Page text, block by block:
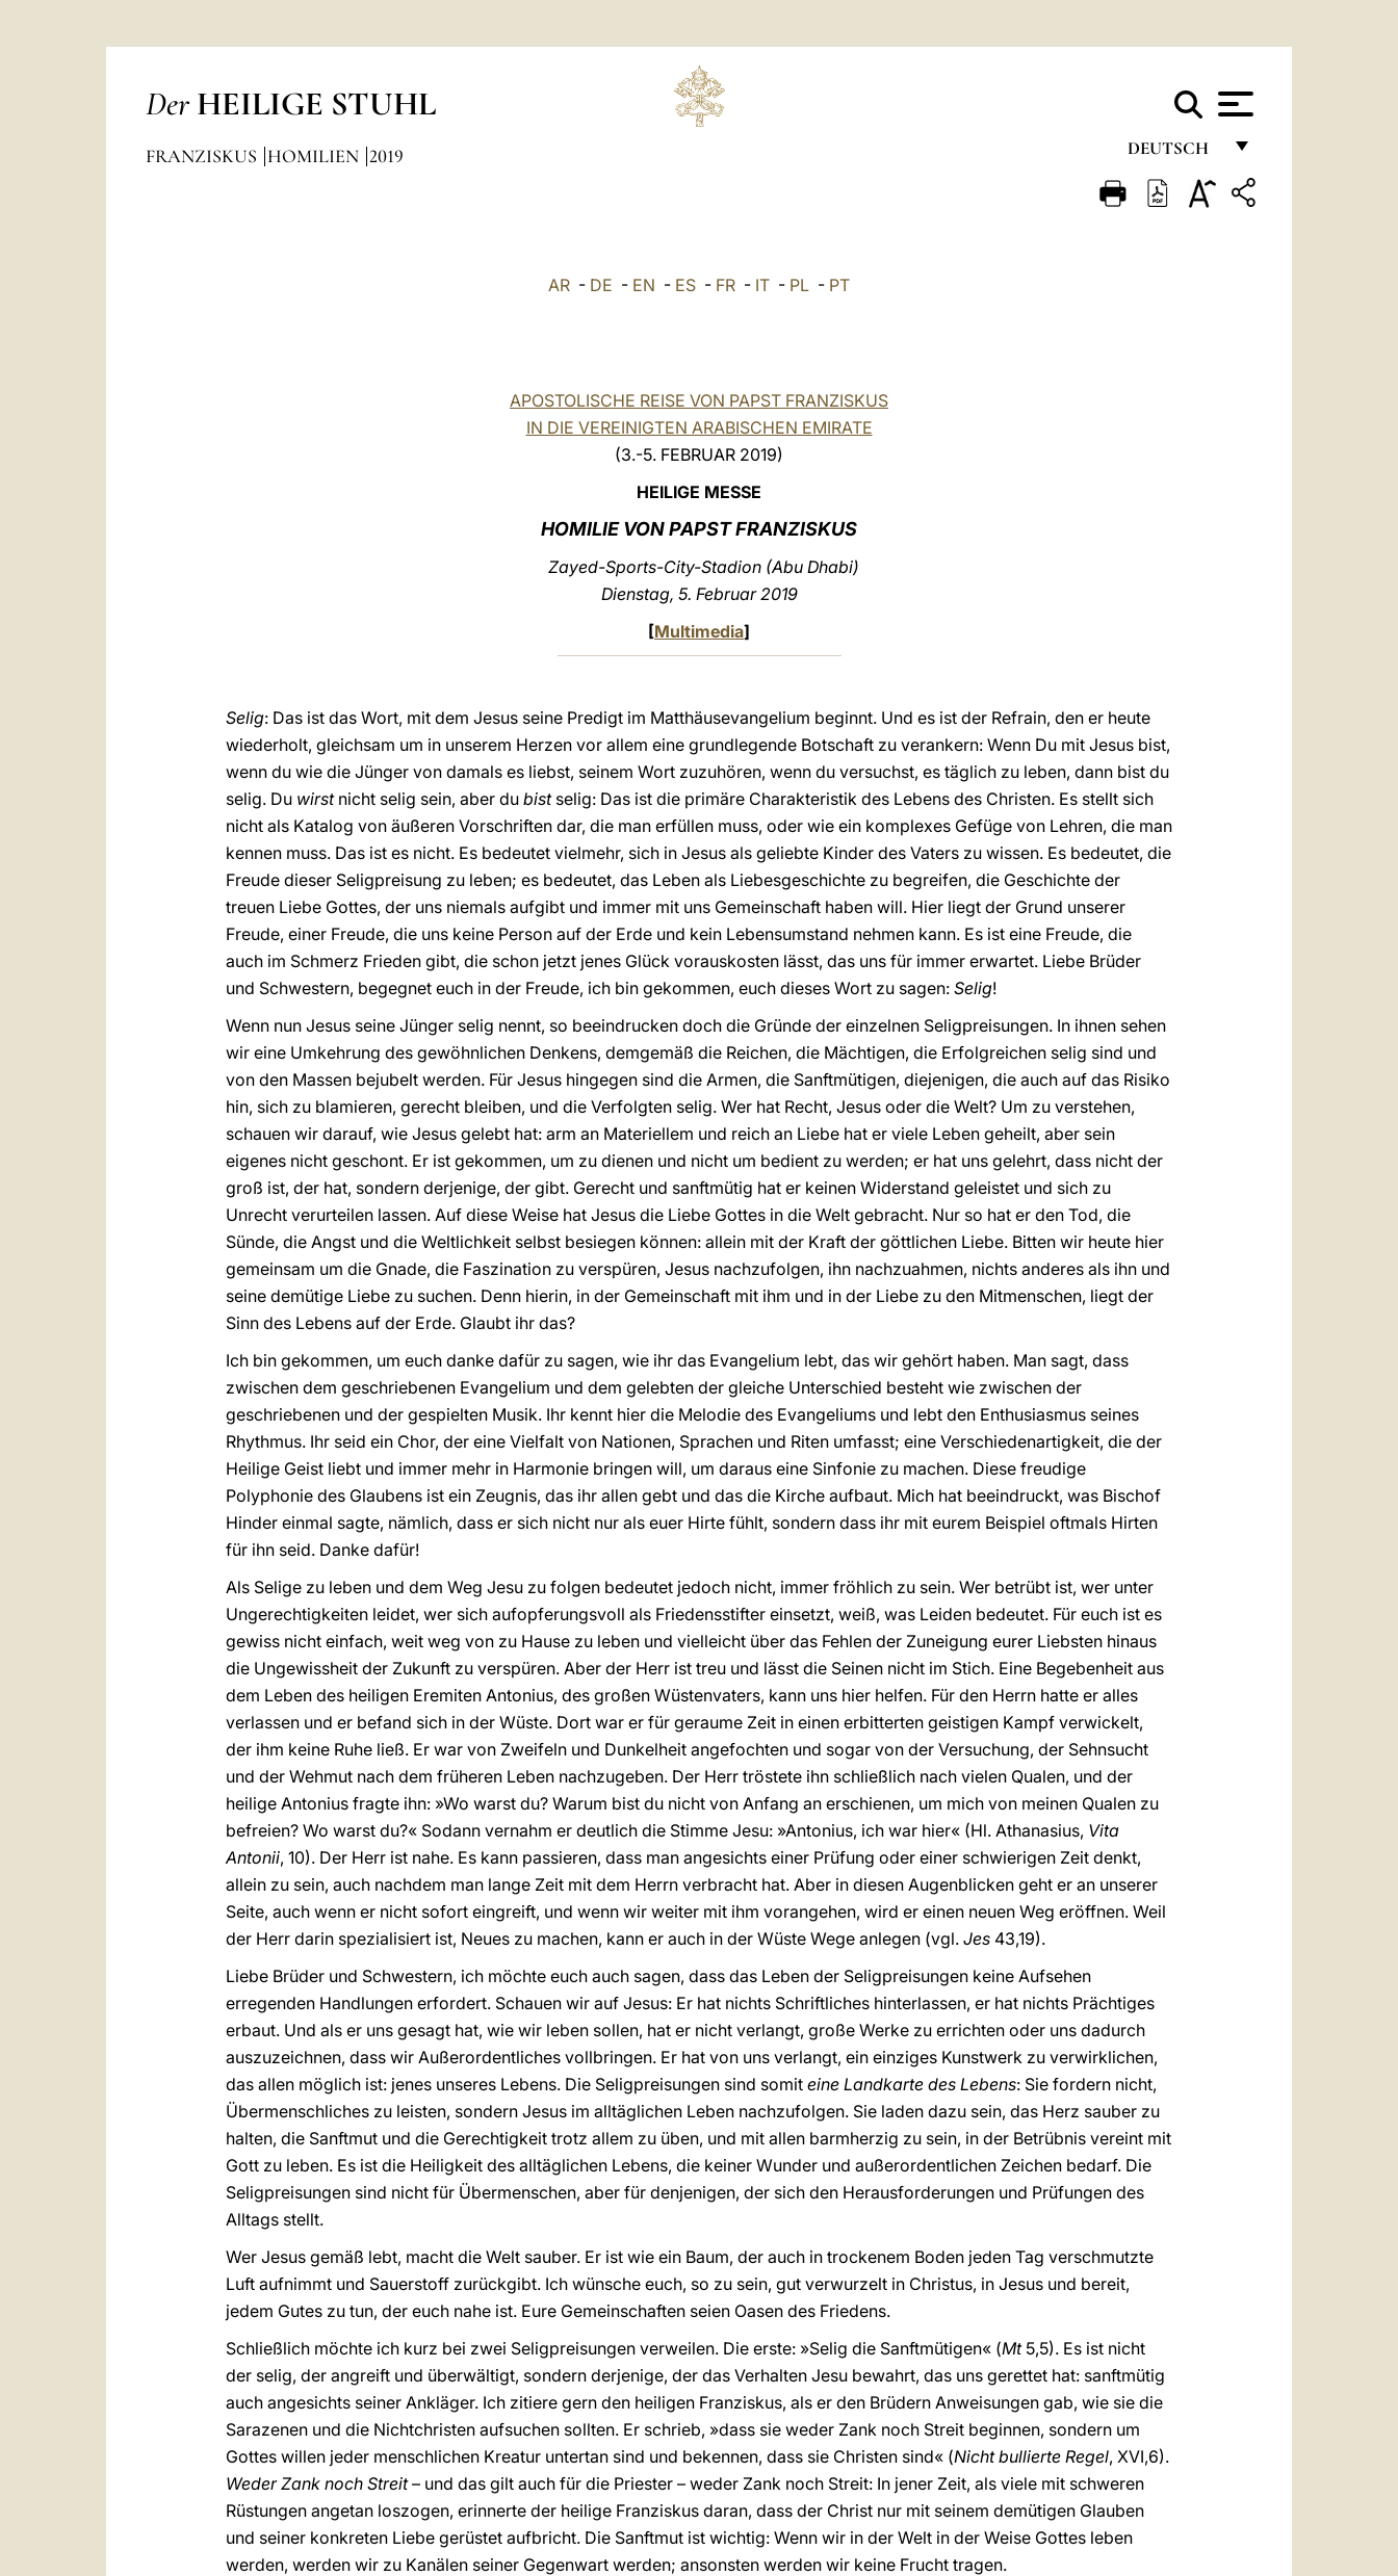
Der HEILIGE STUHL
DEUTSCH
FRANÇAIS
FRANZISKUS HOMILIEN 2019
AR - DE - EN - ES - FR - IT - PL - PT
APOSTOLISCHE REISE VON PAPST FRANZISKUS
IN DIE VEREINIGTEN ARABISCHEN EMIRATE
(3.-5. FEBRUAR 2019)
HEILIGE MESSE
HOMILIE VON PAPST FRANZISKUS
Zayed-Sports-City-Stadion (Abu Dhabi)
Dienstag, 5. Februar 2019
[Multimedia]
Selig: Das ist das Wort, mit dem Jesus seine Predigt im Matthäusevangelium beginnt. Und es ist der Refrain, den er heute
wiederholt, gleichsam um in unserem Herzen vor allem eine grundlegende Botschaft zu verankern: Wenn Du mit Jesus bist,
wenn du wie die Jünger von damals es liebst, seinem Wort zuzuhören, wenn du versuchst, es täglich zu leben, dann bist du
selig. Du wirst nicht selig sein, aber du bist selig: Das ist die primäre Charakteristik des Lebens des Christen. Es stellt sich
nicht als Katalog von äußeren Vorschriften dar, die man erfüllen muss, oder wie ein komplexes Gefüge von Lehren, die man
kennen muss. Das ist es nicht. Es bedeutet vielmehr, sich in Jesus als geliebte Kinder des Vaters zu wissen. Es bedeutet, die
Freude dieser Seligpreisung zu leben; es bedeutet, das Leben als Liebesgeschichte zu begreifen, die Geschichte der
treuen Liebe Gottes, der uns niemals aufgibt und immer mit uns Gemeinschaft haben will. Hier liegt der Grund unserer
Freude, einer Freude, die uns keine Person auf der Erde und kein Lebensumstand nehmen kann. Es ist eine Freude, die
auch im Schmerz Frieden gibt, die schon jetzt jenes Glück vorauskosten lässt, das uns für immer erwartet. Liebe Brüder
und Schwestern, begegnet euch in der Freude, ich bin gekommen, euch dieses Wort zu sagen: Selig!
Wenn nun Jesus seine Jünger selig nennt, so beeindrucken doch die Gründe der einzelnen Seligpreisungen. In ihnen sehen
wir eine Umkehrung des gewöhnlichen Denkens, demgemäß die Reichen, die Mächtigen, die Erfolgreichen selig sind und
von den Massen bejubelt werden. Für Jesus hingegen sind die Armen, die Sanftmütigen, diejenigen, die auch auf das Risiko
hin, sich zu blamieren, gerecht bleiben, und die Verfolgten selig. Wer hat Recht, Jesus oder die Welt? Um zu verstehen,
schauen wir darauf, wie Jesus gelebt hat: arm an Materiellem und reich an Liebe hat er viele Leben geheilt, aber sein
eigenes nicht geschont. Er ist gekommen, um zu dienen und nicht um bedient zu werden; er hat uns gelehrt, dass nicht der
groß ist, der hat, sondern derjenige, der gibt. Gerecht und sanftmütig hat er keinen Widerstand geleistet und sich zu
Unrecht verurteilen lassen. Auf diese Weise hat Jesus die Liebe Gottes in die Welt gebracht. Nur so hat er den Tod, die
Sünde, die Angst und die Weltlichkeit selbst besiegen können: allein mit der Kraft der göttlichen Liebe. Bitten wir heute hier
gemeinsam um die Gnade, die Faszination zu verspüren, Jesus nachzufolgen, ihn nachzuahmen, nichts anderes als ihn und
seine demütige Liebe zu suchen. Denn hierin, in der Gemeinschaft mit ihm und in der Liebe zu den Mitmenschen, liegt der
Sinn des Lebens auf der Erde. Glaubt ihr das?
Ich bin gekommen, um euch danke dafür zu sagen, wie ihr das Evangelium lebt, das wir gehört haben. Man sagt, dass
zwischen dem geschriebenen Evangelium und dem gelebten der gleiche Unterschied besteht wie zwischen der
geschriebenen und der gespielten Musik. Ihr kennt hier die Melodie des Evangeliums und lebt den Enthusiasmus seines
Rhythmus. Ihr seid ein Chor, der eine Vielfalt von Nationen, Sprachen und Riten umfasst; eine Verschiedenartigkeit, die der
Heilige Geist liebt und immer mehr in Harmonie bringen will, um daraus eine Sinfonie zu machen. Diese freudige
Polyphonie des Glaubens ist ein Zeugnis, das ihr allen gebt und das die Kirche aufbaut. Mich hat beeindruckt, was Bischof
Hinder einmal sagte, nämlich, dass er sich nicht nur als euer Hirte fühlt, sondern dass ihr mit eurem Beispiel oftmals Hirten
für ihn seid. Danke dafür!
Als Selige zu leben und dem Weg Jesu zu folgen bedeutet jedoch nicht, immer fröhlich zu sein. Wer betrübt ist, wer unter
Ungerechtigkeiten leidet, wer sich aufopferungsvoll als Friedensstifter einsetzt, weiß, was Leiden bedeutet. Für euch ist es
gewiss nicht einfach, weit weg von zu Hause zu leben und vielleicht über das Fehlen der Zuneigung eurer Liebsten hinaus
die Ungewissheit der Zukunft zu verspüren. Aber der Herr ist treu und lässt die Seinen nicht im Stich. Eine Begebenheit aus
dem Leben des heiligen Eremiten Antonius, des großen Wüstenvaters, kann uns hier helfen. Für den Herrn hatte er alles
verlassen und er befand sich in der Wüste. Dort war er für geraume Zeit in einen erbitterten geistigen Kampf verwickelt,
der ihm keine Ruhe ließ. Er war von Zweifeln und Dunkelheit angefochten und sogar von der Versuchung, der Sehnsucht
und der Wehmut nach dem früheren Leben nachzugeben. Der Herr tröstete ihn schließlich nach vielen Qualen, und der
heilige Antonius fragte ihn: »Wo warst du? Warum bist du nicht von Anfang an erschienen, um mich von meinen Qualen zu
befreien? Wo warst du?« Sodann vernahm er deutlich die Stimme Jesu: »Antonius, ich war hier« (Hl. Athanasius, Vita
Antonii, 10). Der Herr ist nahe. Es kann passieren, dass man angesichts einer Prüfung oder einer schwierigen Zeit denkt,
allein zu sein, auch nachdem man lange Zeit mit dem Herrn verbracht hat. Aber in diesen Augenblicken geht er an unserer
Seite, auch wenn er nicht sofort eingreift, und wenn wir weiter mit ihm vorangehen, wird er einen neuen Weg eröffnen. Weil
der Herr darin spezialisiert ist, Neues zu machen, kann er auch in der Wüste Wege anlegen (vgl. Jes 43,19).
Liebe Brüder und Schwestern, ich möchte euch auch sagen, dass das Leben der Seligpreisungen keine Aufsehen
erregenden Handlungen erfordert. Schauen wir auf Jesus: Er hat nichts Schriftliches hinterlassen, er hat nichts Prächtiges
erbaut. Und als er uns gesagt hat, wie wir leben sollen, hat er nicht verlangt, große Werke zu errichten oder uns dadurch
auszuzeichnen, dass wir Außerordentliches vollbringen. Er hat von uns verlangt, ein einziges Kunstwerk zu verwirklichen,
das allen möglich ist: jenes unseres Lebens. Die Seligpreisungen sind somit eine Landkarte des Lebens: Sie fordern nicht,
Übermenschliches zu leisten, sondern Jesus im alltäglichen Leben nachzufolgen. Sie laden dazu sein, das Herz sauber zu
halten, die Sanftmut und die Gerechtigkeit trotz allem zu üben, und mit allen barmherzig zu sein, in der Betrübnis vereint mit
Gott zu leben. Es ist die Heiligkeit des alltäglichen Lebens, die keiner Wunder und außerordentlichen Zeichen bedarf. Die
Seligpreisungen sind nicht für Übermenschen, aber für denjenigen, der sich den Herausforderungen und Prüfungen des
Alltags stellt.
Wer Jesus gemäß lebt, macht die Welt sauber. Er ist wie ein Baum, der auch in trockenem Boden jeden Tag verschmutzte
Luft aufnimmt und Sauerstoff zurückgibt. Ich wünsche euch, so zu sein, gut verwurzelt in Christus, in Jesus und bereit,
jedem Gutes zu tun, der euch nahe ist. Eure Gemeinschaften seien Oasen des Friedens.
Schließlich möchte ich kurz bei zwei Seligpreisungen verweilen. Die erste: »Selig die Sanftmütigen« (Mt5,5). Es ist nicht
der selig, der angreift und überwältigt, sondern derjenige, der das Verhalten Jesu bewahrt, das uns gerettet hat: sanftmütig
auch angesichts seiner Ankläger. Ich zitiere gern den heiligen Franziskus, als er den Brüdern Anweisungen gab, wie sie die
Sarazenen und die Nichtchristen aufsuchen sollten. Er schrieb, »dass sie weder Zank noch Streit beginnen, sondern um
Gottes willen jeder menschlichen Kreatur untertan sind und bekennen, dass sie Christen sind« (Nicht bullierte Regel, XVI,6).
Weder Zank noch Streit– und das gilt auch für die Priester – weder Zank noch Streit: In jener Zeit, als viele mit schweren
Rüstungen angetan loszogen, erinnerte der heilige Franziskus daran, dass der Christ nur mit seinem demütigen Glauben
und seiner konkreten Liebe gerüstet aufbricht. Die Sanftmut ist wichtig: Wenn wir in der Welt in der Weise Gottes leben
werden, werden wir zu Kanälen seiner Gegenwart werden; ansonsten werden wir keine Frucht tragen.